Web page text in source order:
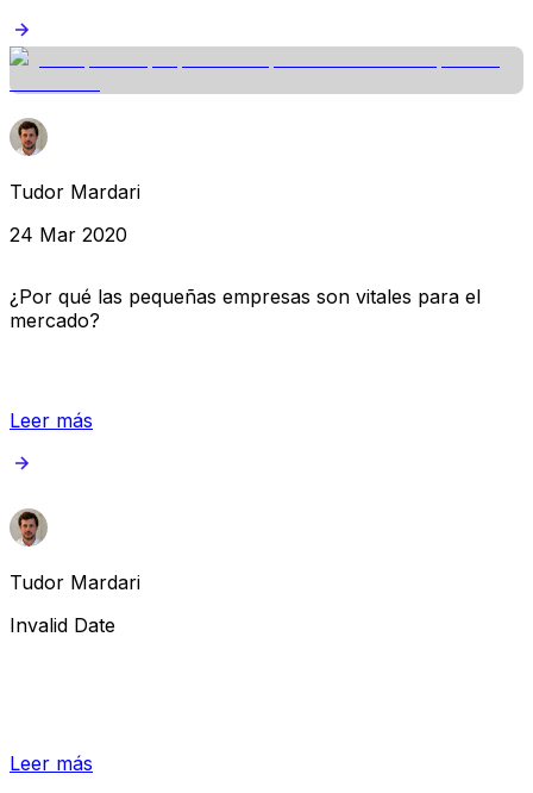
Tudor Mardari
24 Mar 2020
¿Por qué las pequeñas empresas son vitales para el
mercado?
Leer más
Tudor Mardari
Invalid Date
Leer más